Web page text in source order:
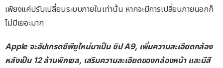
เพียงแค่ปรับเปลี่ยนระบบภายในเท่านั้น หากจะมีการเปลี่ยนภายนอกก็
ไม่มีเยอะมาก
Apple จะอัปเกรดซีพียูใหม่มาเป็น ชิป A9, เพิ่มความละเอียดกล้อง
หลังเป็น 12 ล้านพิกเซล, เสริมความละเอียดของกล้องหน้า และมีสี